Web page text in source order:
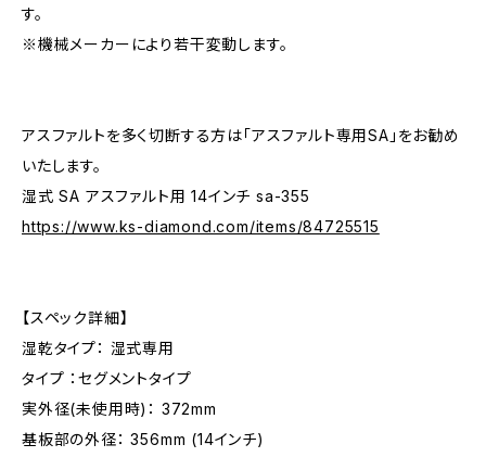
す。
※機械メーカーにより若干変動します。
アスファルトを多く切断する方は「アスファルト専用SA」をお勧め
いたします。
湿式 SA アスファルト用 14インチ sa-355
https://www.ks-diamond.com/items/84725515
【スペック詳細】
湿乾タイプ： 湿式専用
タイプ ：セグメントタイプ
実外径(未使用時)： 372mm
基板部の外径： 356mm (14インチ)